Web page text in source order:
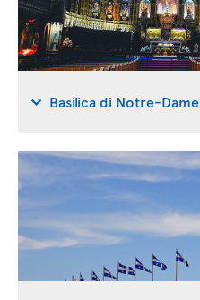
Basilica di Notre-Dame